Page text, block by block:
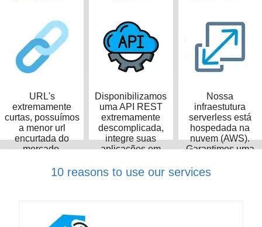
URL's
extremamente
curtas, possuímos
a menor url
encurtada do
mercado,
14 caracteres
Disponibilizamos
uma API REST
extremamente
descomplicada,
integre suas
aplicações em
Nossa
infraestutura
serverless está
hospedada na
nuvem (AWS).
Garantimos uma
disponibilidade de
10 reasons to use our services